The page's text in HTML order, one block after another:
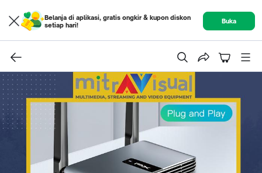
Belanja di aplikasi, gratis ongkir & kupon diskon
setiap hari!
Buka